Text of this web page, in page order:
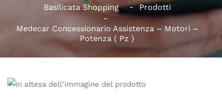
Basilicata Shopping Prodotti
Medecar Concessionario Assistenza – Motori –
Potenza ( Pz )